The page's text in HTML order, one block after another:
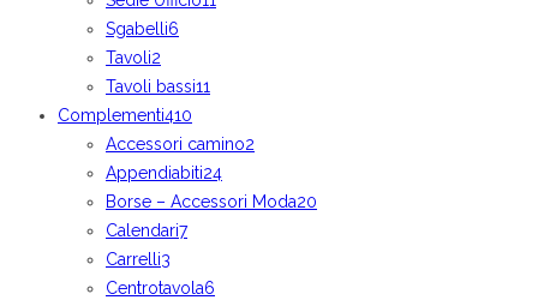
Sgabelli6
Tavoli2
Tavoli bassi11
Complementi410
Accessori camino2
Appendiabiti24
Borse – Accessori Moda20
Calendari7
Carrelli3
Centrotavola6